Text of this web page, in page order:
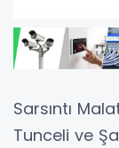
Sarsıntı
Tunceli ve